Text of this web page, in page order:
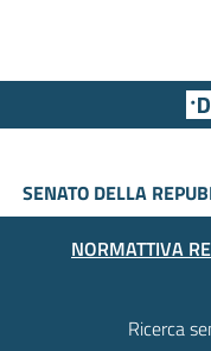
SENATO DELLA
NORMATTIVA
Ricerca